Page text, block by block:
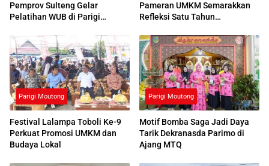
Pemprov Sulteng Gelar
Pelatihan WUB di Parigi
Pameran UMKM Semarakkan
Refleksi Satu Tahun
Parigi Moutong
Festival Lalampa Toboli Ke-9
Perkuat Promosi UMKM dan
Budaya Lokal
Parigi Moutong
Motif Bomba Saga Jadi Daya
Tarik Dekranasda Parimo di
Ajang MTQ